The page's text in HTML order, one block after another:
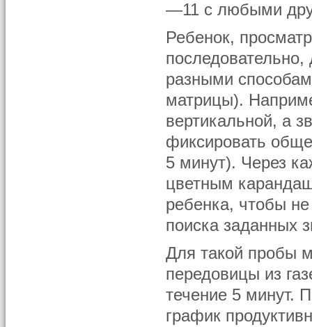
—11 с любыми
Ребенок,
разными
матрицы).
вертикальной, а
фиксировать
5 минут). Через
цветным
ребенка, чтобы
поиска заданных
Для такой пробы
передовицы из
течение 5 минут.
график